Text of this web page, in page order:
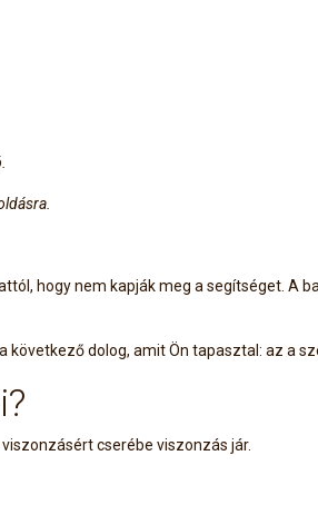
hogy nem kapják meg a segítséget. A
következő dolog, amit Ön tapasztal: az a
cserébe viszonzás jár.